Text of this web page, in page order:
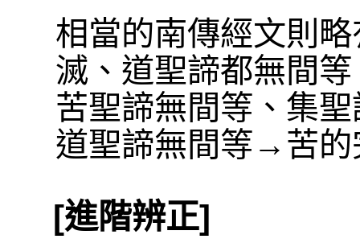
相當的南傳經文則
滅、道聖諦都無間
苦聖諦無間等、集
道聖諦無間等→苦的
[進階辨正]